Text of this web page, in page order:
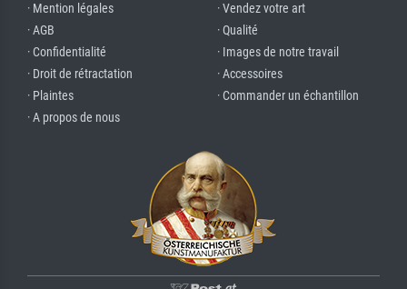
· Mention légales
· AGB
· Confidentialité
· Droit de rétractation
· Plaintes
· A propos de nous
· Vendez votre art
· Qualité
· Images de notre travail
· Accessoires
· Commander un échantillon